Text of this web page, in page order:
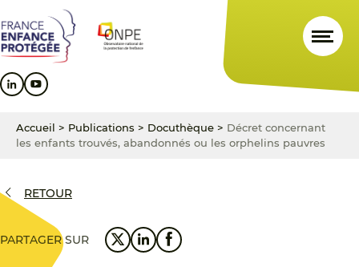
au
contenu
principal
au
menu
principal
au
pied
de
Accueil > Publications > Docuthèque > Décret concernant
les enfants trouvés, abandonnés ou les orphelins pauvres
RETOUR
PARTAGER SUR